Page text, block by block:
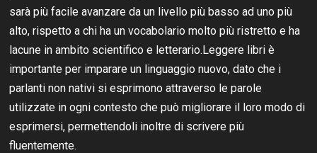
sarà più facile avanzare da un livello più basso ad uno più
alto, rispetto a chi ha un vocabolario molto più ristretto e ha
lacune in ambito scientifico e letterario.Leggere libri è
importante per imparare un linguaggio nuovo, dato che i
parlanti non nativi si esprimono attraverso le parole
utilizzate in ogni contesto che può migliorare il loro modo di
esprimersi, permettendoli inoltre di scrivere più
fluentemente.